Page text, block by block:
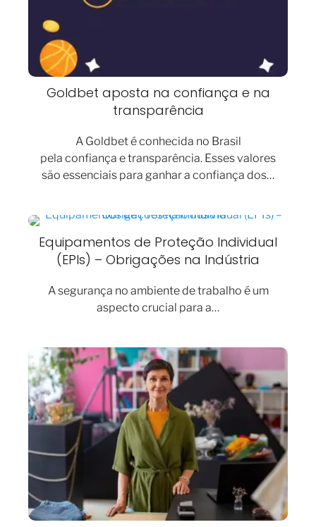
Goldbet aposta na confiança e na
transparência
A Goldbet é conhecida no Brasil
pela confiança e transparência. Esses valores
são essenciais para ganhar a confiança dos…
Equipamentos de Proteção Individual
(EPIs) – Obrigações na Indústria
A segurança no ambiente de trabalho é um
aspecto crucial para a…